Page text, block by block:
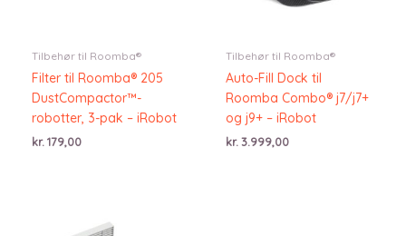
Tilbehør til Roomba®
Filter til Roomba® 205
DustCompactor™-
robotter, 3-pak – iRobot
kr. 179,00
Tilbehør til Roomba®
Auto-Fill Dock til
Roomba Combo® j7/j7+
og j9+ – iRobot
kr. 3.999,00